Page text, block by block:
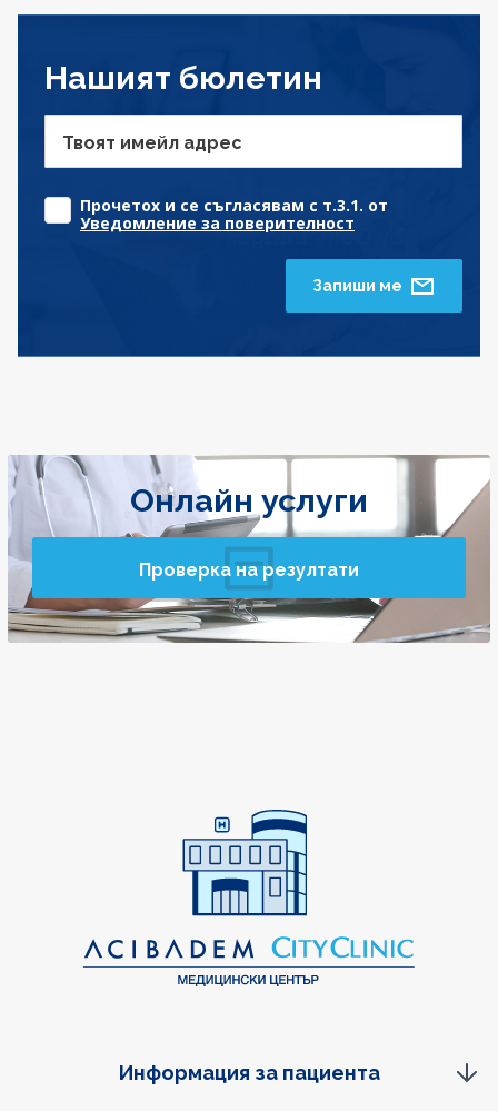
Нашият бюлетин
Твоят имейл адрес
Прочетох и се съгласявам с т.3.1. от
Уведомление за поверителност
Запиши ме
Онлайн услуги
Проверка на резултати
Информация за пациента